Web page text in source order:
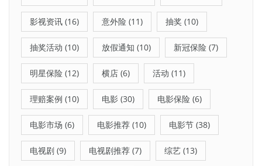
影视资讯 (16) 意外险 (11) 抽奖 (10)
抽奖活动 (10) 放假通知 (10) 新冠保险 (7)
明星保险 (12) 横店 (6) 活动 (11)
理赔案例 (10) 电影 (30) 电影保险 (6)
电影市场 (6) 电影推荐 (10) 电影节 (38)
电视剧 (9) 电视剧推荐 (7) 综艺 (13)